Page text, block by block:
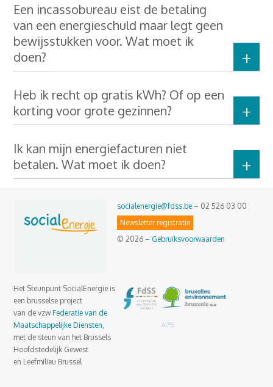
Een incassobureau eist de betaling
van een energieschuld maar legt geen
bewijsstukken voor. Wat moet ik
doen?
Heb ik recht op gratis kWh? Of op een
korting voor grote gezinnen?
Ik kan mijn energiefacturen niet
betalen. Wat moet ik doen?
socialenergie@fdss.be – 02 526 03 00
Newsletter registratie
© 2026 – Gebruiksvoorwaarden
Het Steunpunt SocialEnergie is
een brusselse project
van de vzwFederatie van de
Maatschappelijke Diensten
met de steun van het Brussels
Hoofdstedelijk Gewest
en Leefmilieu Brussel
ALYS